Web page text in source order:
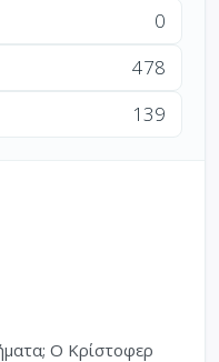
0
478
139
Ο Κρίστοφερ